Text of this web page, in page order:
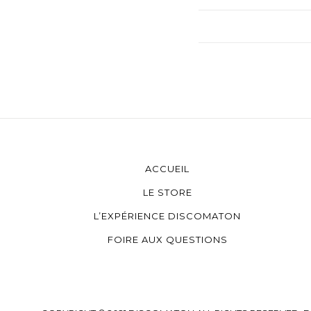
ACCUEIL
LE STORE
L’EXPÉRIENCE DISCOMATON
FOIRE AUX QUESTIONS